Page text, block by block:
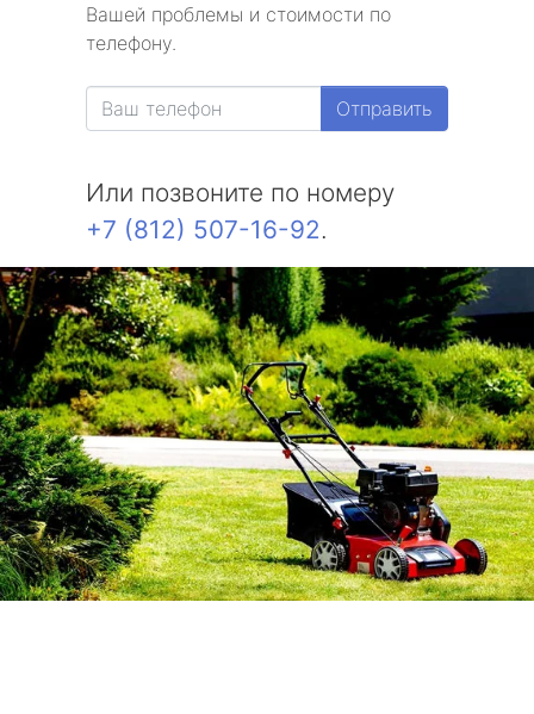
Вашей проблемы и стоимости по
телефону.
Отправить
Или позвоните по номеру
+7 (812) 507-16-92.